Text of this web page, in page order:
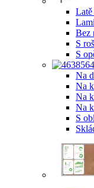
Latě
Bez
S
S
Na
Na
Na
Na
S